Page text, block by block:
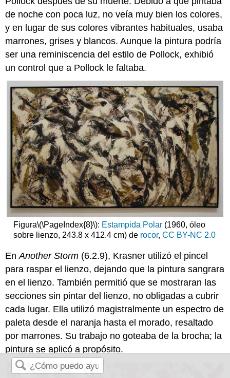
de noche con poca luz, no veía muy bien los colores,
y en lugar de sus colores vibrantes habituales, usaba
marrones, grises y blancos. Aunque la pintura podría
ser una reminiscencia del estilo de Pollock, exhibió
un control que a Pollock le faltaba.
Figura\(\PageIndex{8}\): Estampida Polar(1960, óleo
sobre lienzo, 243.8 x 412.4 cm) de rocor, CC BY-NC 2.0
EnAnother Storm (6.2.9), Krasner utilizó el pincel
para raspar el lienzo, dejando que la pintura sangrara
en el lienzo. También permitió que se mostraran las
secciones sin pintar del lienzo, no obligadas a cubrir
cada lugar. Ella utilizó magistralmente un espectro de
paleta desde el naranja hasta el morado, resaltado
por marrones. Su trabajo no goteaba de la brocha; la
pintura se aplicó a propósito.